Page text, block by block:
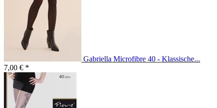
Gabriella Microfibre 40 - Klassische...
7,00 € *